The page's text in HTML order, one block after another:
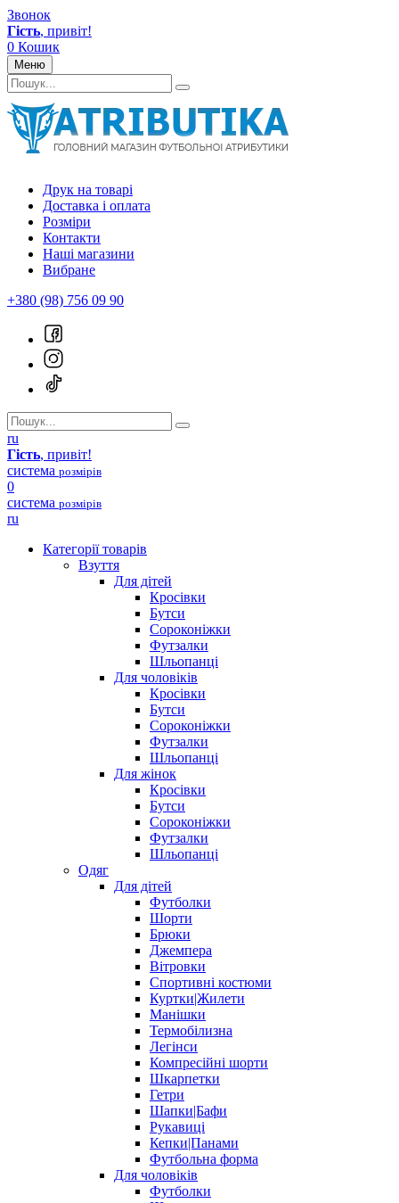
Звонок
Гість, привіт!
0 Кошик
Меню
Друк на товарі
Доставка і оплата
Розміри
Контакти
Наші магазини
Вибране
+380 (98) 756 09 90
ru
Гість, привіт!
система розмірів
0
система розмірів
ru
Категорії товарів
Взуття
Для дітей
Кросівки
Бутси
Сороконіжки
Футзалки
Шльопанці
Для чоловіків
Кросівки
Бутси
Сороконіжки
Футзалки
Шльопанці
Для жінок
Кросівки
Бутси
Сороконіжки
Футзалки
Шльопанці
Одяг
Для дітей
Футболки
Шорти
Брюки
Джемпера
Вітровки
Спортивні костюми
Куртки|Жилети
Манішки
Термобілизна
Легінси
Компресійні шорти
Шкарпетки
Гетри
Шапки|Бафи
Рукавиці
Кепки|Панами
Футбольна форма
Для чоловіків
Футболки